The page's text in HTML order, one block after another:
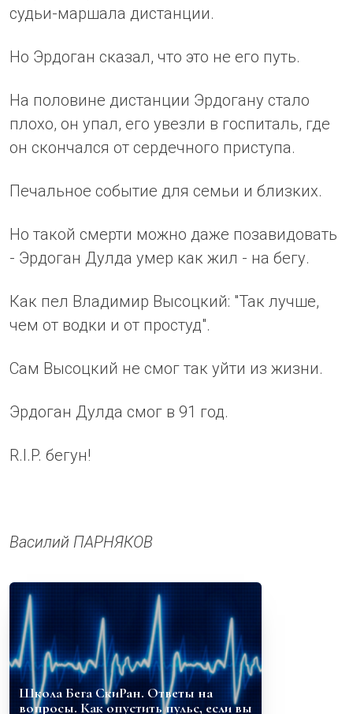
судьи-маршала дистанции.
Но Эрдоган сказал, что это не его путь.
На половине дистанции Эрдогану стало
плохо, он упал, его увезли в госпиталь, где
он скончался от сердечного приступа.
Печальное событие для семьи и близких.
Но такой смерти можно даже позавидовать
- Эрдоган Дулда умер как жил - на бегу.
Как пел Владимир Высоцкий: "Так лучше,
чем от водки и от простуд".
Сам Высоцкий не смог так уйти из жизни.
Эрдоган Дулда смог в 91 год.
R.I.P. бегун!
Василий ПАРНЯКОВ
Школа Бега СкиРан. Ответы на
вопросы. Как опустить пульс, если вы